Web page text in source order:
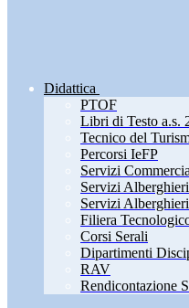
Didattica
PTOF
Libri di Testo a.s.
Tecnico del
Percorsi IeFP
Servizi
Servizi
Servizi Alberghieri
Filiera
Corsi Serali
Dipartimenti
RAV
Rendicontazione